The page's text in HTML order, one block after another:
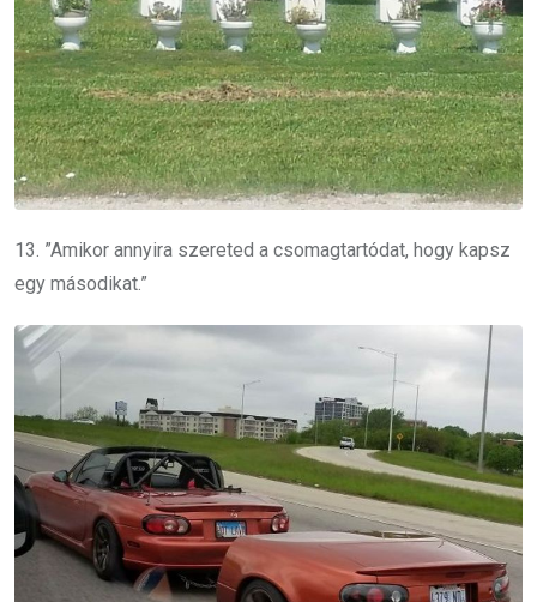
13. ”Amikor annyira szereted a csomagtartódat, hogy kapsz
egy másodikat.”